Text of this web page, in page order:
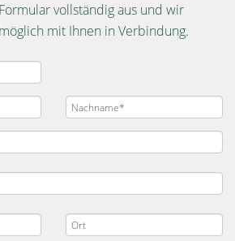
vollständig aus und wir
mit Ihnen in Verbindung.